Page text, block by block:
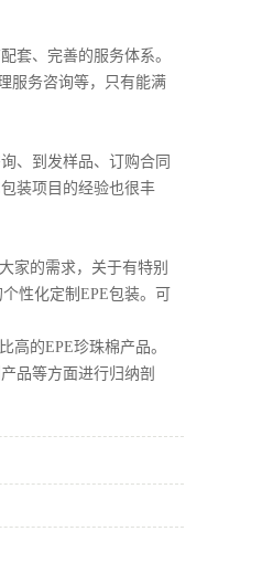
套、完善的服务体系。
服务咨询等，只有能满
、到发样品、订购合同
装项目的经验也很丰
家的需求，关于有特别
性化定制EPE包装。可
高的EPE珍珠棉产品。
品等方面进行归纳剖